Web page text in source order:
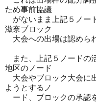
ため事前協議
がないまま上記５ノー
滋奈ブロック
大会への出場は認めら
また、上記５ノードの
地区のノード
大会やブロック大会に
ようとするノ
ード、ブロックの承認